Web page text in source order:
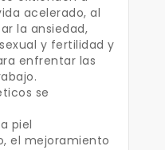
acelerado, al
la ansiedad,
y fertilidad y
enfrentar las
se
piel
el mejoramiento